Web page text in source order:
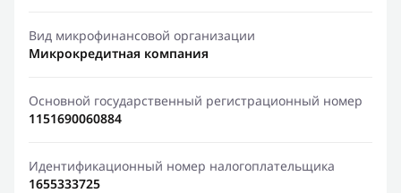
Вид микрофинансовой организации
Микрокредитная компания
Основной государственный регистрационный номер
1151690060884
Идентификационный номер налогоплательщика
1655333725